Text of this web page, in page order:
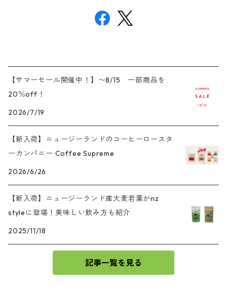
【サマーセール開催中！】〜8/15 一部商品を
20％off！
2026/7/19
【新入荷】ニュージーランドのコーヒーロースタ
ーカンパニー Coffee Supreme
2026/6/26
【新入荷】ニュージーランド産大麦若葉がnz
styleに登場！美味しい飲み方も紹介
2025/11/18
記事一覧を見る